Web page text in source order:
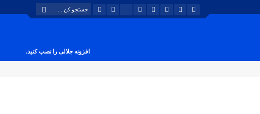
افزونه جلالی را نصب کنید.